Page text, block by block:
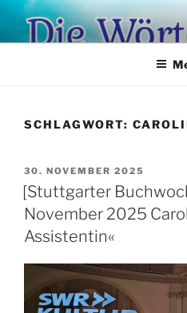
Zum
Inhalt
springen
SCHLAGWORT:
VERÖFFENTLICHT
AM
30. NOVEMBER 2025
[Stuttgarter
November 2025
Assistentin«